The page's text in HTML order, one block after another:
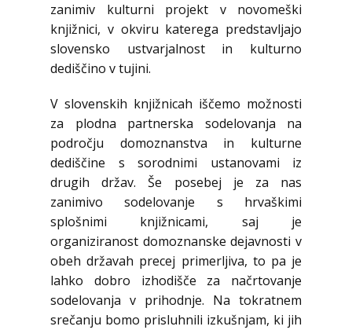
zanimiv kulturni projekt v novomeški
knjižnici, v okviru katerega predstavljajo
slovensko ustvarjalnost in kulturno
dediščino v tujini.
V slovenskih knjižnicah iščemo možnosti
za plodna partnerska sodelovanja na
področju domoznanstva in kulturne
dediščine s sorodnimi ustanovami iz
drugih držav. Še posebej je za nas
zanimivo sodelovanje s hrvaškimi
splošnimi knjižnicami, saj je
organiziranost domoznanske dejavnosti v
obeh državah precej primerljiva, to pa je
lahko dobro izhodišče za načrtovanje
sodelovanja v prihodnje. Na tokratnem
srečanju bomo prisluhnili izkušnjam, ki jih